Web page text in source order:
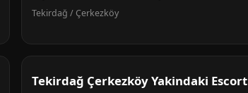
Tekirdağ / Çerkezköy
Tekirdağ Çerkezköy Yakindaki Escort